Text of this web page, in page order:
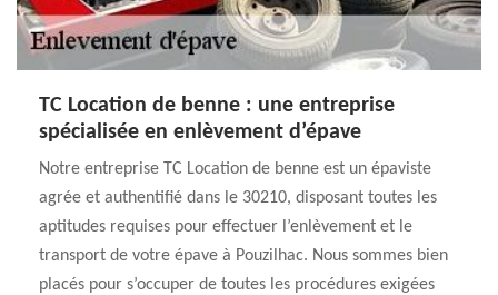
TC Location de benne : une entreprise
spécialisée en enlèvement d’épave
Notre entreprise TC Location de benne est un épaviste
agrée et authentifié dans le 30210, disposant toutes les
aptitudes requises pour effectuer l’enlèvement et le
transport de votre épave à Pouzilhac. Nous sommes bien
placés pour s’occuper de toutes les procédures exigées